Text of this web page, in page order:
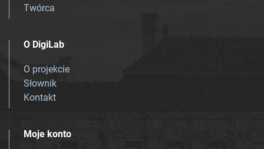
Twórca
O DigiLab
O projekcie
Słownik
Kontakt
Moje konto